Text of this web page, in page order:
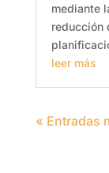
mediante
reducción
leer más
« Entradas